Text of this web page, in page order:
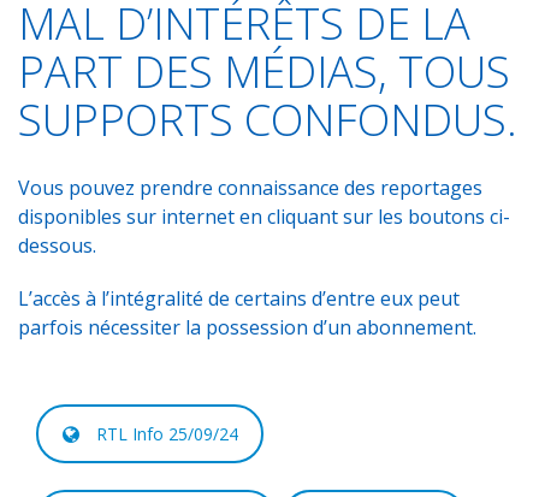
MAL D’INTÉRÊTS DE LA
PART DES MÉDIAS, TOUS
SUPPORTS CONFONDUS.
Vous pouvez prendre connaissance des reportages
disponibles sur internet en cliquant sur les boutons ci-
dessous.
L’accès à l’intégralité de certains d’entre eux peut
parfois nécessiter la possession d’un abonnement.
RTL Info 25/09/24